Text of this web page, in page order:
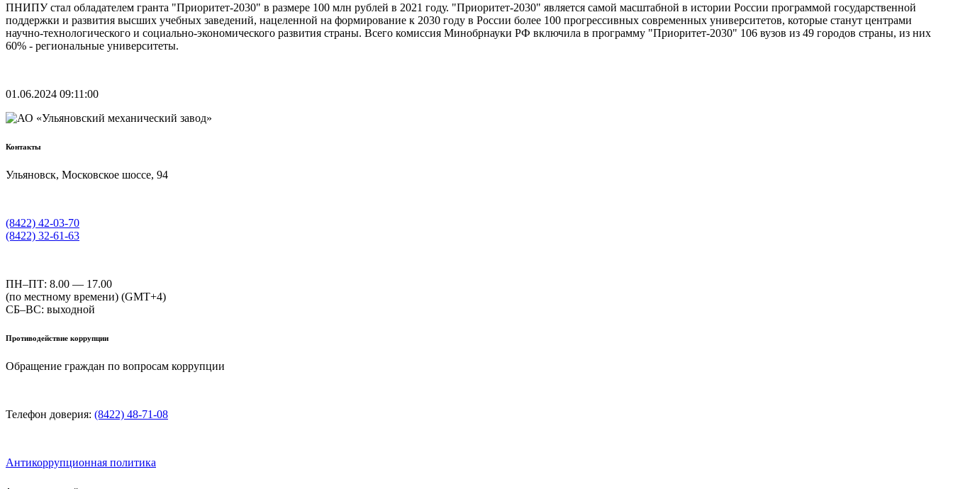
ПНИПУ стал обладателем гранта "Приоритет-2030" в размере 100 млн рублей в 2021 году. "Приоритет-2030" является самой масштабной в истории России программой государственной
поддержки и развития высших учебных заведений, нацеленной на формирование к 2030 году в России более 100 прогрессивных современных университетов, которые станут центрами
научно-технологического и социально-экономического развития страны. Всего комиссия Минобрнауки РФ включила в программу "Приоритет-2030" 106 вузов из 49 городов страны, из них
60% - региональные университеты.
01.06.2024 09:11:00
Контакты
Ульяновск, Московское шоссе, 94
(8422) 42-03-70
(8422) 32-61-63
ПН–ПТ: 8.00 — 17.00
(по местному времени) (GMT+4)
СБ–ВС: выходной
Противодействие коррупции
Обращение граждан по вопросам коррупции
Телефон доверия: (8422) 48-71-08
Антикоррупционная политика